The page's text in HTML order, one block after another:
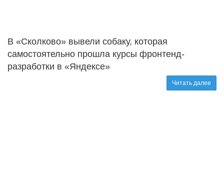
В «Сколково» вывели собаку, которая
самостоятельно прошла курсы фронтенд-
разработки в «Яндексе»
Читать далее